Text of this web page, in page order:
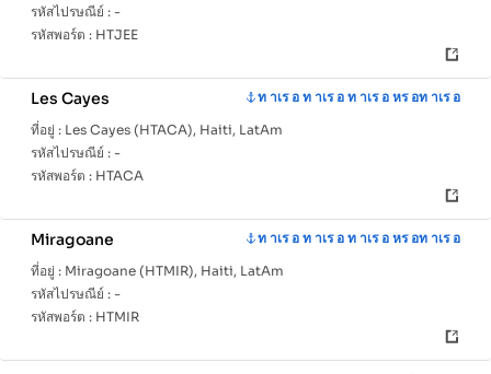
รหัสไปรษณีย์ : -
รหัสพอร์ต : HTJEE
Les Cayes
ท าเร อ ท าเร อ ท าเร อ หร อท าเร อ
ที่อยู่ : Les Cayes (HTACA), Haiti, LatAm
รหัสไปรษณีย์ : -
รหัสพอร์ต : HTACA
Miragoane
ท าเร อ ท าเร อ ท าเร อ หร อท าเร อ
ที่อยู่ : Miragoane (HTMIR), Haiti, LatAm
รหัสไปรษณีย์ : -
รหัสพอร์ต : HTMIR